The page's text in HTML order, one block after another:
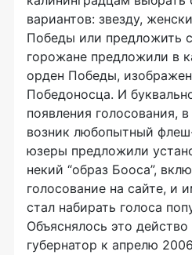
вариантов: звезду,
Победы или предложить
горожане предложили в
орден Победы,
Победоносца. И
появления голосования,
возник любопытный
юзеры предложили
некий “образ Бооса”,
голосование на сайте, и
стал набирать голоса
Объяснялось это
губернатор к апрелю